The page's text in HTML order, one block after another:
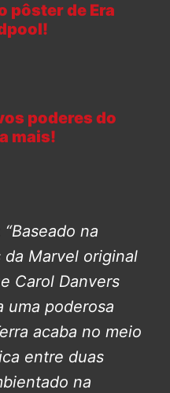
pôster de Era
poderes do
mais!
“Baseado na
da Marvel original
Carol Danvers
uma poderosa
acaba no meio
entre duas
na